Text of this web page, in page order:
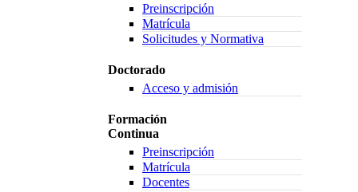
Preinscripción
Matrícula
Solicitudes y Normativa
Doctorado
Acceso y admisión
Formación
Continua
Preinscripción
Matrícula
Docentes